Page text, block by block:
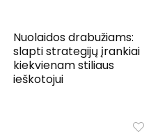
Nuolaidos drabužiams:
slapti strategijų įrankiai
kiekvienam stiliaus
ieškotojui